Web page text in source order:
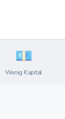
Wenig Kapital